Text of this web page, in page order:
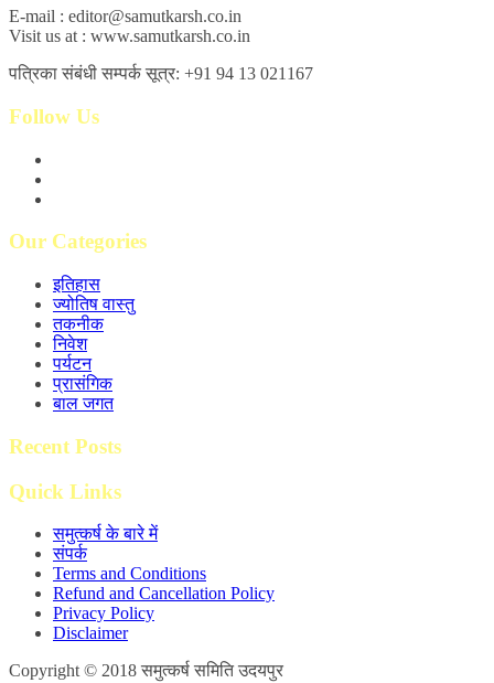
E-mail : editor@samutkarsh.co.in
Visit us at : www.samutkarsh.co.in
पत्रिका संबंधी सम्पर्क सूत्र: +91 94 13 021167
Follow Us
Our Categories
इतिहास
ज्योतिष वास्तु
तकनीक
निवेश
पर्यटन
प्रासंगिक
बाल जगत
Recent Posts
Quick Links
समुत्कर्ष के बारे में
संपर्क
Terms and Conditions
Refund and Cancellation Policy
Privacy Policy
Disclaimer
Copyright © 2018 समुत्कर्ष समिति उदयपुर